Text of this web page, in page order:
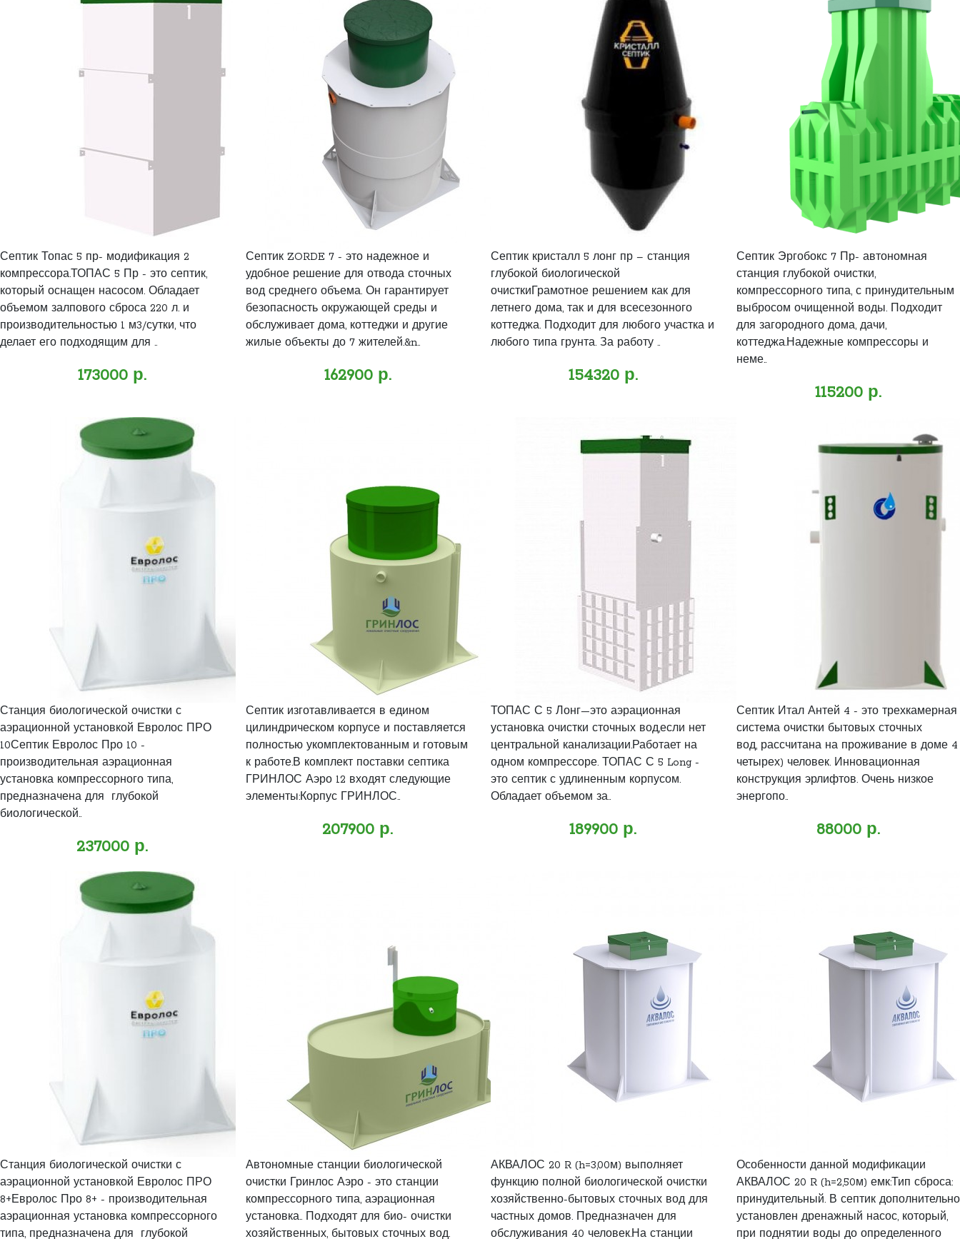
Септик Топас 5 пр- модификация 2
компрессора.ТОПАС 5 Пр - это септик,
который оснащен насосом. Обладает
объемом залпового сброса 220 л. и
производительностью 1 м3/сутки, что
делает его подходящим для ..
173000 р.
Септик ZORDE 7 - это надежное и
удобное решение для отвода сточных
вод среднего объема. Он гарантирует
безопасность окружающей среды и
обслуживает дома, коттеджи и другие
жилые объекты до 7 жителей.&n..
162900 р.
Септик кристалл 5 лонг пр – станция
глубокой биологической
очисткиГрамотное решением как для
летнего дома, так и для всесезонного
коттеджа. Подходит для любого участка и
любого типа грунта. За работу ..
154320 р.
Септик Эргобокс 7 Пр- автономная
станция глубокой очистки,
компрессорного типа, с принудительным
выбросом очищенной воды. Подходит
для загородного дома, дачи,
коттеджа.Надежные компрессоры и
неме..
115200 р.
Станция биологической очистки с
аэрационной установкой Евролос ПРО
10Септик Евролос Про 10 -
производительная аэрационная
установка компрессорного типа,
предназначена для глубокой
биологической..
237000 р.
Септик изготавливается в едином
цилиндрическом корпусе и поставляется
полностью укомплектованным и готовым
к работе.В комплект поставки септика
ГРИНЛОС Аэро 12 входят следующие
элементы:Корпус ГРИНЛОС..
207900 р.
ТОПАС С 5 Лонг—это аэрационная
установка очистки сточных вод,если нет
центральной канализации.Работает на
одном компрессоре. ТОПАС С 5 Long -
это септик с удлиненным корпусом.
Обладает объемом за..
189900 р.
Септик Итал Антей 4 - это трехкамерная
система очистки бытовых сточных
вод, рассчитана на проживание в доме 4
четырех) человек. Инновационная
конструкция эрлифтов. Очень низкое
энергопо..
88000 р.
Станция биологической очистки с
аэрационной установкой Евролос ПРО
8+Евролос Про 8+ - производительная
аэрационная установка компрессорного
типа, предназначена для глубокой
Автономные станции биологической
очистки Гринлос Аэро - это станции
компрессорного типа, аэрационная
установка.. Подходят для био- очистки
хозяйственных, бытовых сточных вод.
АКВАЛОС 20 R (h=3,00м) выполняет
функцию полной биологической очистки
хозяйственно-бытовых сточных вод для
частных домов. Предназначен для
обслуживания 40 человек.На станции
Особенности данной модификации
АКВАЛОС 20 R (h=2,50м) емк:Тип сброса:
принудительный. В септик дополнительно
установлен дренажный насос, который,
при поднятии воды до определенного